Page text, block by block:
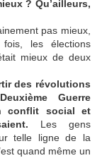
? Qu’ailleurs,
pas mieux,
les élections
mieux de deux
des révolutions
Guerre
conflit social et
Les gens
telle ligne de la
quand même un